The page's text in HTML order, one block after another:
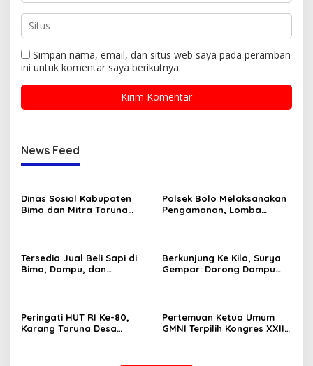
Simpan nama, email, dan situs web saya pada peramban
ini untuk komentar saya berikutnya.
News Feed
Dinas Sosial Kabupaten
Bima dan Mitra Taruna
Polsek Bolo Melaksanakan
Pengamanan, Lomba
RI ke-80 .
Tersedia Jual Beli Sapi di
Bima, Dompu, dan
Berkunjung Ke Kilo, Surya
Gempar: Dorong Dompu
Peringati HUT RI Ke-80,
Karang Taruna Desa
Pertemuan Ketua Umum
GMNI Terpilih Kongres XXII